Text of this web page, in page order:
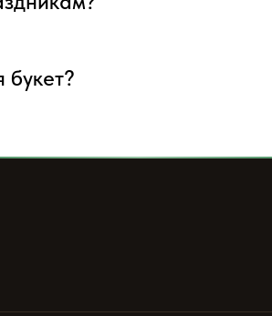
букет?